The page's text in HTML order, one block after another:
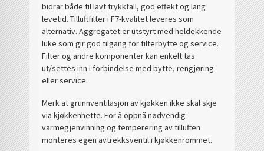
bidrar både til lavt trykkfall, god effekt og lang
levetid. Tilluftfilter i F7-kvalitet leveres som
alternativ. Aggregatet er utstyrt med heldekkende
luke som gir god tilgang for filterbytte og service.
Filter og andre komponenter kan enkelt tas
ut/settes inn i forbindelse med bytte, rengjøring
eller service.
Merk at grunnventilasjon av kjøkken ikke skal skje
via kjøkkenhette. For å oppnå nødvendig
varmegjenvinning og temperering av tilluften
monteres egen avtrekksventil i kjøkkenrommet.